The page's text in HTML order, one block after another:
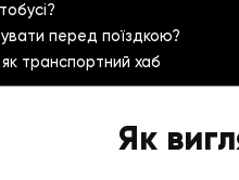
перед поїздкою?
транспортний хаб
Як